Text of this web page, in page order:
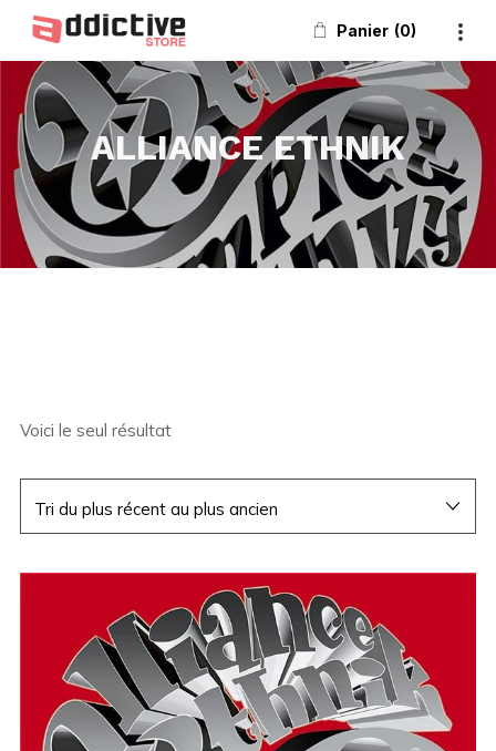
Panier 0
ALLIANCE ETHNIK
Voici le seul résultat